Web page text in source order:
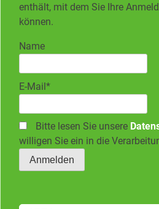
enthält, mit dem Sie Ihre
können.
Name
E-Mail*
Bitte lesen Sie unsere
willigen Sie ein in die